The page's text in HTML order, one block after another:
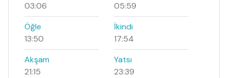
03:06
05:59
Öğle
13:50
İkindi
17:54
Akşam
21:15
Yatsı
23:39